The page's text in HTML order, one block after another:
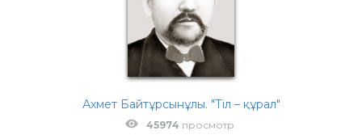
Ахмет Байтұрсынұлы. "Тіл – құрал"
45974 просмотр.